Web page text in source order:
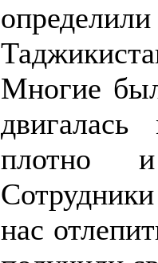
Многие
плотно
нас